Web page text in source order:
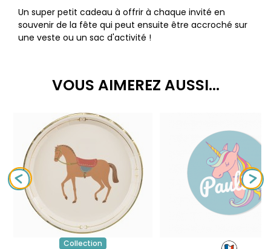
Un super petit cadeau à offrir à chaque invité en
souvenir de la fête qui peut ensuite être accroché sur
une veste ou un sac d'activité !
VOUS AIMEREZ AUSSI...
Collection